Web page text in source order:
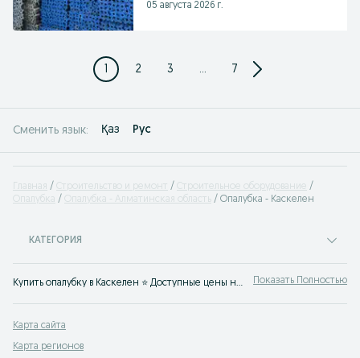
05 августа 2026 г.
1 2 3 ... 7
Сменить язык: Қаз Рус
Главная Строительство и ремонт
Строительное оборудование
Опалубка
Опалубка - Алматинская область Опалубка - Каскелен
КАТЕГОРИЯ
Купить опалубку в Каскелен ⭐ Доступные цены на строительную опалубку ✅ Купить профессиональную опалубку от производителя на OLX.kz Показать Полностью
Карта сайта
Карта регионов